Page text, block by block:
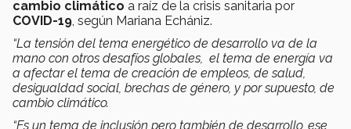
cambio climático a raíz de la crisis sanitaria por
COVID-19, según Mariana Echániz.
“La tensión del tema energético de desarrollo va de la
mano con otros desafíos globales, el tema de energía va
a afectar el tema de creación de empleos, de salud,
desigualdad social, brechas de género, y por supuesto, de
cambio climático.
“Es un tema de inclusión pero también de desarrollo, ese